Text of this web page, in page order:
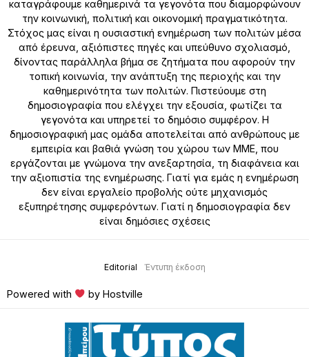
καταγράφουμε καθημερινά τα γεγονότα που διαμορφώνουν
την κοινωνική, πολιτική και οικονομική πραγματικότητα.
Στόχος μας είναι η ουσιαστική ενημέρωση των πολιτών μέσα
από έρευνα, αξιόπιστες πηγές και υπεύθυνο σχολιασμό,
δίνοντας παράλληλα βήμα σε ζητήματα που αφορούν την
τοπική κοινωνία, την ανάπτυξη της περιοχής και την
καθημερινότητα των πολιτών. Πιστεύουμε στη
δημοσιογραφία που ελέγχει την εξουσία, φωτίζει τα
γεγονότα και υπηρετεί το δημόσιο συμφέρον. Η
δημοσιογραφική μας ομάδα αποτελείται από ανθρώπους με
εμπειρία και βαθιά γνώση του χώρου των ΜΜΕ, που
εργάζονται με γνώμονα την ανεξαρτησία, τη διαφάνεια και
την αξιοπιστία της ενημέρωσης. Γιατί για εμάς η ενημέρωση
δεν είναι εργαλείο προβολής ούτε μηχανισμός
εξυπηρέτησης συμφερόντων. Γιατί η δημοσιογραφία δεν
είναι δημόσιες σχέσεις
Editorial Έντυπη έκδοση
Powered with by Hostville